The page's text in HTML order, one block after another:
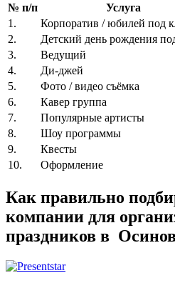
№ п/п
Услуга
1.
Корпоратив / юбилей под
2.
Детский день рождения
3.
Ведущий
4.
Ди-джей
5.
Фото / видео съёмка
6.
Кавер группа
7.
Популярные артисты
8.
Шоу программы
9.
Квесты
10.
Оформление
Как правильно
компании для
праздников в